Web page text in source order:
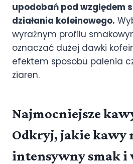
upodobań pod względem
działania kofeinowego.
wyraźnym profilu
oznaczać dużej dawki
efektem sposobu palenia
ziaren.
Najmocniejsze
Odkryj, jakie kawy
intensywny smak i